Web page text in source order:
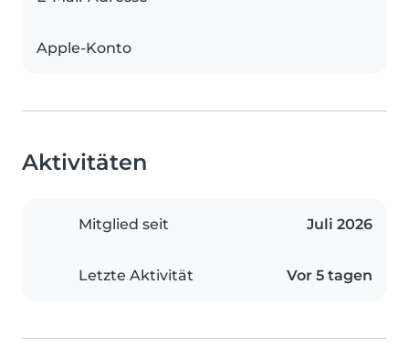
Apple-Konto
Aktivitäten
Mitglied seit Juli 2026
Letzte Aktivität Vor 5 tagen